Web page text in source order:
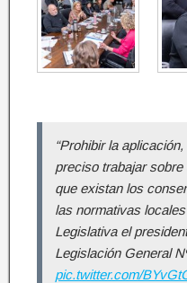
“Prohibir la
preciso trabajar
que existan los
las normativas
Legislativa el
Legislación General
pic.twitter.com/